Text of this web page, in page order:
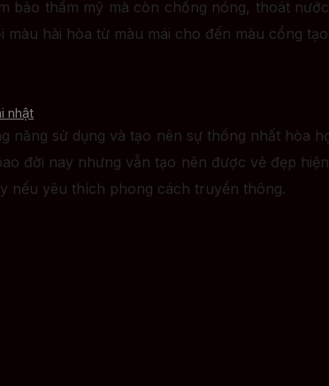
nhật
bảo thẩm mỹ mà còn chống nóng, thoát
hài hòa từ màu mái cho đến màu cổng
năng sử dụng và tạo nên sự thống nhất hòa
đời nay nhưng vẫn tạo nên được vẻ đẹp
nếu yêu thích phong cách truyền thông.